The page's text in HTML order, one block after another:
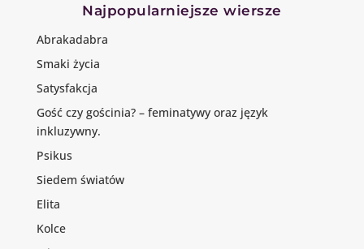
Najpopularniejsze wiersze
Abrakadabra
Smaki życia
Satysfakcja
Gość czy gościnia? – feminatywy oraz język
inkluzywny.
Psikus
Siedem światów
Elita
Kolce